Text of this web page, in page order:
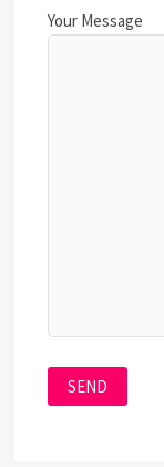
Your Message